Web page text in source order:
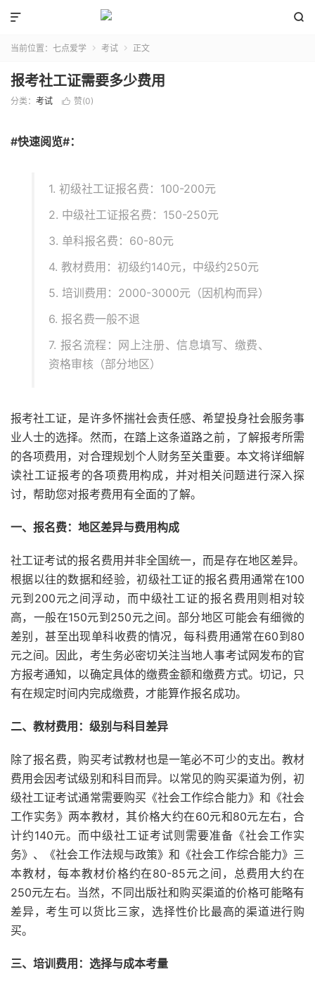


当前位置： 七点爱学  考试  正文
报考社工证需要多少费用
分类： 考试  赞(0)
#快速阅览#：
1. 初级社工证报名费：100-200元
2. 中级社工证报名费：150-250元
3. 单科报名费：60-80元
4. 教材费用：初级约140元，中级约250元
5. 培训费用：2000-3000元（因机构而异）
6. 报名费一般不退
7. 报名流程：网上注册、信息填写、缴费、
资格审核（部分地区）
报考社工证，是许多怀揣社会责任感、希望投身社会服务事
业人士的选择。然而，在踏上这条道路之前，了解报考所需
的各项费用，对合理规划个人财务至关重要。本文将详细解
读社工证报考的各项费用构成，并对相关问题进行深入探
讨，帮助您对报考费用有全面的了解。
一、报名费：地区差异与费用构成
社工证考试的报名费用并非全国统一，而是存在地区差异。
根据以往的数据和经验，初级社工证的报名费用通常在100
元到200元之间浮动，而中级社工证的报名费用则相对较
高，一般在150元到250元之间。部分地区可能会有细微的
差别，甚至出现单科收费的情况，每科费用通常在60到80
元之间。因此，考生务必密切关注当地人事考试网发布的官
方报考通知，以确定具体的缴费金额和缴费方式。切记，只
有在规定时间内完成缴费，才能算作报名成功。
二、教材费用：级别与科目差异
除了报名费，购买考试教材也是一笔必不可少的支出。教材
费用会因考试级别和科目而异。以常见的购买渠道为例，初
级社工证考试通常需要购买《社会工作综合能力》和《社会
工作实务》两本教材，其价格大约在60元和80元左右，合
计约140元。而中级社工证考试则需要准备《社会工作实
务》、《社会工作法规与政策》和《社会工作综合能力》三
本教材，每本教材价格约在80-85元之间，总费用大约在
250元左右。当然，不同出版社和购买渠道的价格可能略有
差异，考生可以货比三家，选择性价比最高的渠道进行购
买。
三、培训费用：选择与成本考量